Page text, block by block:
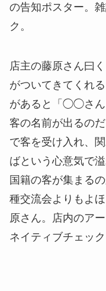
の告知ポスター。
ク。
店主の藤原さん曰
がついてきてくれ
があると「◯◯さん
客の名前が出るの
で客を受け入れ、
ばという心意気で
国籍の客が集まる
種交流会よりもよ
原さん。店内のア
ネイティブチェッ